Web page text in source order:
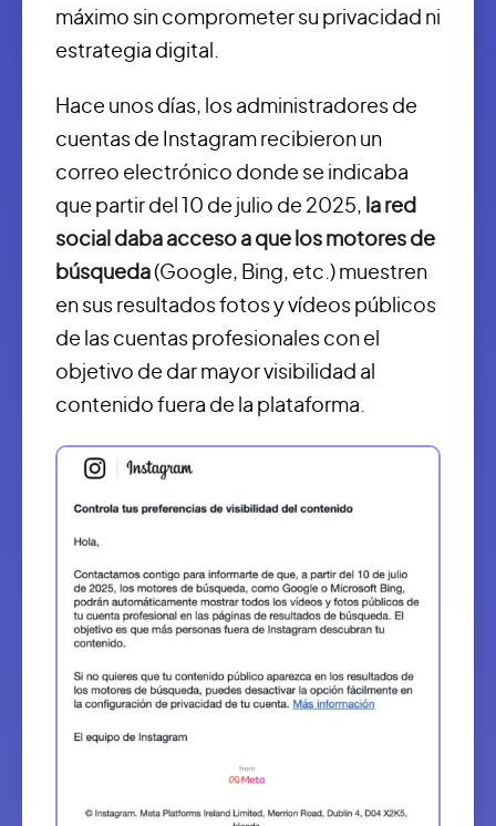
máximo sin comprometer su privacidad ni
estrategia digital.
Hace unos días, los administradores de
cuentas de Instagram recibieron un
correo electrónico donde se indicaba
que partir del 10 de julio de 2025, la red
social daba acceso a que los motores de
búsqueda(Google, Bing, etc.) muestren
en sus resultados fotos y vídeos públicos
de las cuentas profesionales con el
objetivo de dar mayor visibilidad al
contenido fuera de la plataforma.